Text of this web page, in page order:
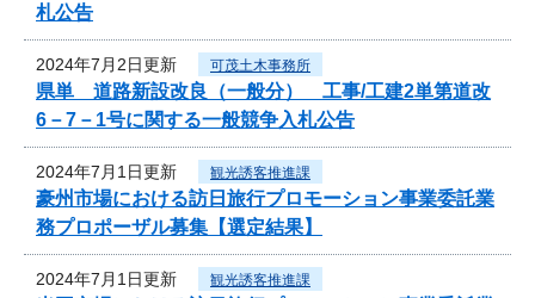
札公告
2024年7月2日更新 可茂土木事務所
県単 道路新設改良（一般分） 工事/工建2単第道改
6－7－1号に関する一般競争入札公告
2024年7月1日更新 観光誘客推進課
豪州市場における訪日旅行プロモーション事業委託業
務プロポーザル募集【選定結果】
2024年7月1日更新 観光誘客推進課